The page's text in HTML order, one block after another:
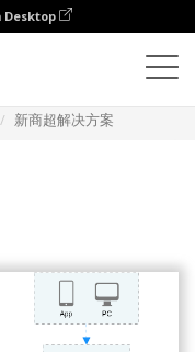
新商超解决方案